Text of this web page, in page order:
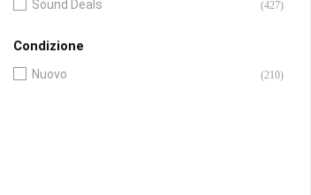
Sound Deals (427)
Condizione
Nuovo (210)